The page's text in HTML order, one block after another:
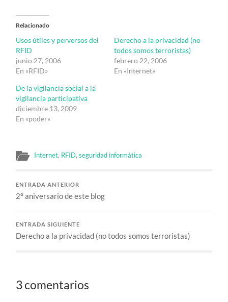
Relacionado
Usos útiles y perversos del
RFID
junio 27, 2006
En «RFID»
Derecho a la privacidad (no
todos somos terroristas)
febrero 22, 2006
En «Internet»
De la vigilancia social a la
vigilancia participativa
diciembre 13, 2009
En «poder»
Internet, RFID,seguridad informática
ENTRADA ANTERIOR
2º aniversario de este blog
ENTRADA SIGUIENTE
Derecho a la privacidad (no todos somos terroristas)
3 comentarios